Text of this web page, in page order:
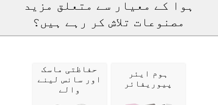
ہوا کے معیار سے متعلق مزید
مصنوعات تلاش کر رہے ہیں؟
ہوم ایئر
پیوریفائر
حفاظتی ماسک
اور سانس لینے
والے